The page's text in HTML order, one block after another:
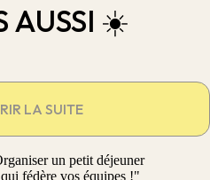
AUSSI ☀️
LA SUITE